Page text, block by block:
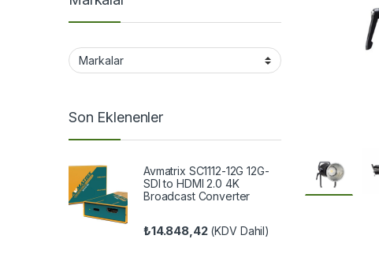
Son Eklenenler
Avmatrix SC1112-12G 12G-
SDI to HDMI 2.0 4K
Broadcast Converter
₺14.848,42(KDV Dahil)